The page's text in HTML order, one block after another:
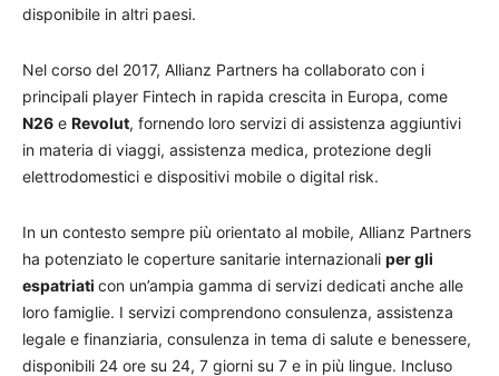
disponibile in altri paesi.
Nel corso del 2017, Allianz Partners ha collaborato con i
principali player Fintech in rapida crescita in Europa, come
N26 e Revolut, fornendo loro servizi di assistenza aggiuntivi
in materia di viaggi, assistenza medica, protezione degli
elettrodomestici e dispositivi mobile o digital risk.
In un contesto sempre più orientato al mobile, Allianz Partners
ha potenziato le coperture sanitarie internazionali per gli
espatriati con un’ampia gamma di servizi dedicati anche alle
loro famiglie. I servizi comprendono consulenza, assistenza
legale e finanziaria, consulenza in tema di salute e benessere,
disponibili 24 ore su 24, 7 giorni su 7 e in più lingue. Incluso